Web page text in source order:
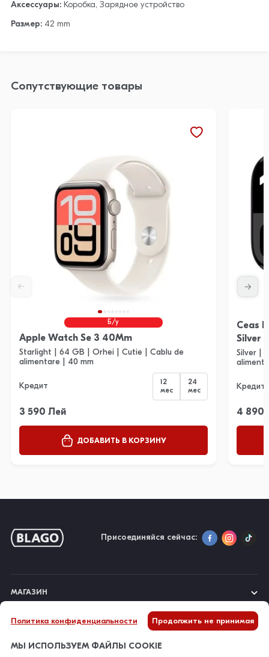
Аксессуары:Коробка, Зарядное устройство
Размер:42 mm
Сопутствующие товары
Б/у
Apple Watch Se 3 40Mm
Starlight | 64 GB | Orhei | Cutie | Cablu de
alimentare | 40 mm
Кредит
12
мес
24
мес
3 590 Лей
ДОБАВИТЬ В КОРЗИНУ
Ceas
Silver
Silver |
Кредит
4 890
Присоединяйся сейчас:
МАГАЗИН
Политика конфиденциальности Продолжить не принимая
МЫ ИСПОЛЬЗУЕМ ФАЙЛЫ COOKIE